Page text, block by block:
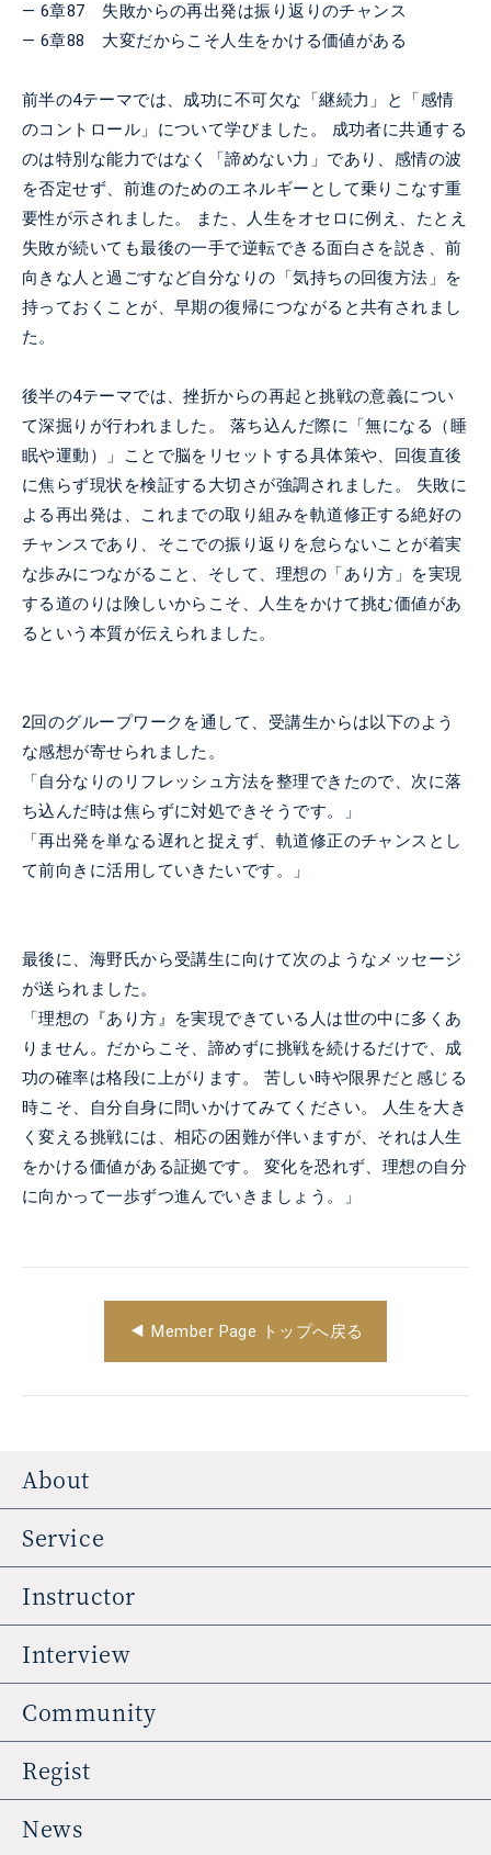
― 6章87 失敗からの再出発は振り返りのチャンス
― 6章88 大変だからこそ人生をかける価値がある
前半の4テーマでは、成功に不可欠な「継続力」と「感情
のコントロール」について学びました。 成功者に共通する
のは特別な能力ではなく「諦めない力」であり、感情の波
を否定せず、前進のためのエネルギーとして乗りこなす重
要性が示されました。
また、人生をオセロに例え、たとえ
失敗が続いても最後の一手で逆転できる面白さを説き、前
向きな人と過ごすなど自分なりの「気持ちの回復方法」を
持っておくことが、早期の復帰につながると共有されまし
た。
後半の4テーマでは、挫折からの再起と挑戦の意義につい
て深掘りが行われました。 落ち込んだ際に「無になる（睡
眠や運動）」ことで脳をリセットする具体策や、回復直後
に焦らず現状を検証する大切さが強調されました。 失敗に
よる再出発は、これまでの取り組みを軌道修正する絶好の
チャンスであり、そこでの振り返りを怠らないことが着実
な歩みにつながること、そして、理想の「あり方」を実現
する道のりは険しいからこそ、人生をかけて挑む価値があ
るという本質が伝えられました。
2回のグループワークを通して、受講生からは以下のよう
な感想が寄せられました。
「自分なりのリフレッシュ方法を整理できたので、次に落
ち込んだ時は焦らずに対処できそうです。」
「再出発を単なる遅れと捉えず、軌道修正のチャンスとし
て前向きに活用していきたいです。」
最後に、海野氏から受講生に向けて次のようなメッセージ
が送られました。
「理想の『あり方』を実現できている人は世の中に多くあ
りません。だからこそ、諦めずに挑戦を続けるだけで、成
功の確率は格段に上がります。 苦しい時や限界だと感じる
時こそ、自分自身に問いかけてみてください。
人生を大き
く変える挑戦には、相応の困難が伴いますが、それは人生
をかける価値がある証拠です。 変化を恐れず、理想の自分
に向かって一歩ずつ進んでいきましょう。」
Member Page トップへ戻る
About
Service
Instructor
Interview
Community
Regist
News